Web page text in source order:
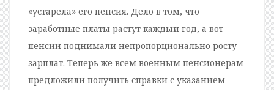
«устарела» его пенсия. Дело в том, что
заработные платы растут каждый год, а вот
пенсии поднимали непропорционально росту
зарплат. Теперь же всем военным пенсионерам
предложили получить справки с указанием